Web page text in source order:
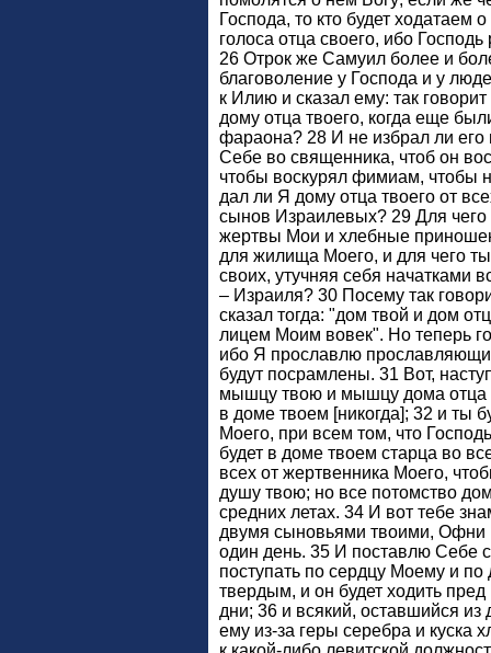
Господа, то кто будет
голоса отца своего, ибо
26 Отрок же Самуил более и
благоволение у Господа и у
к Илию и сказал ему: так
дому отца твоего, когда еще
фараона? 28 И не избрал ли его
Себе во священника, чтоб он
чтобы воскурял фимиам,
дал ли Я дому отца твоего от
сынов Израилевых? 29 Для
жертвы Мои и хлебные
для жилища Моего, и для чего
своих, утучняя себя начатками
– Израиля? 30 Посему так
сказал тогда: "дом твой и дом
лицем Моим вовек". Но теперь
ибо Я прославлю
будут посрамлены. 31 Вот,
мышцу твою и мышцу дома отца
в доме твоем [никогда]; 32 и ты
Моего, при всем том, что
будет в доме твоем старца во
всех от жертвенника Моего,
душу твою; но все потомство
средних летах. 34 И вот тебе
двумя сыновьями твоими, Офни
один день. 35 И поставлю Себе
поступать по сердцу Моему и
твердым, и он будет ходить
дни; 36 и всякий, оставшийся из
ему из-за геры серебра и куска